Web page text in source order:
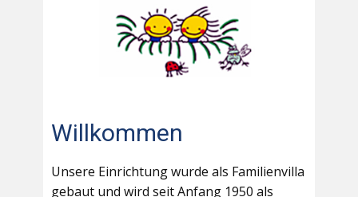
Willkommen
Unsere Einrichtung wurde als Familienvilla
gebaut und wird seit Anfang 1950 als